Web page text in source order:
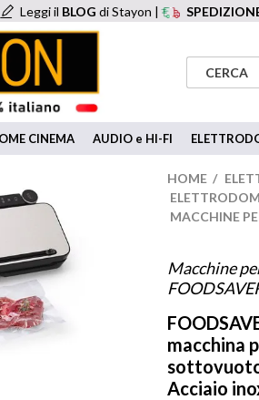
Leggi il BLOG di Stayon |
CINEMA AUDIO e HI-FI
HOME /
MACCHINE
Macchine
macchina
Acciaio